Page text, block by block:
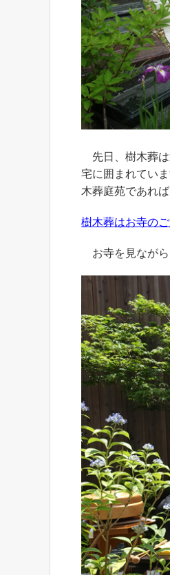
先日、樹木葬は
宅に囲まれてい
木葬庭苑であれ
樹木葬はお寺の
お寺を見ながら